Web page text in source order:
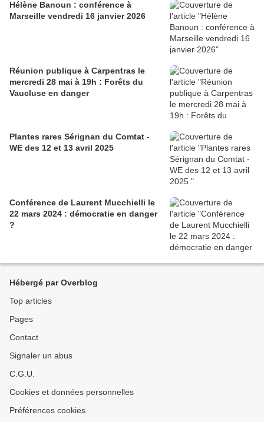
Hélène Banoun : conférence à
Marseille vendredi 16 janvier 2026
Réunion publique à Carpentras le
mercredi 28 mai à 19h : Forêts du
Vaucluse en danger
Plantes rares Sérignan du Comtat -
WE des 12 et 13 avril 2025
Conférence de Laurent Mucchielli le
22 mars 2024 : démocratie en danger
?
Hébergé par Overblog
Top articles
Pages
Contact
Signaler un abus
C.G.U.
Cookies et données personnelles
Préférences cookies